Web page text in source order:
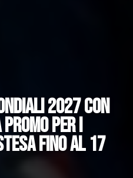
2027 CON
PER I
FINO AL 17